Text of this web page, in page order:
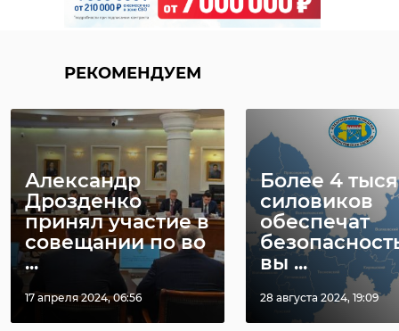
РЕКОМЕНДУЕМ
Александр
Дрозденко
принял участие в
совещании по во
...
17 апреля 2024, 06:56
Более 4
силовиков
обеспечат
вы ...
28 августа 2024, 19:09